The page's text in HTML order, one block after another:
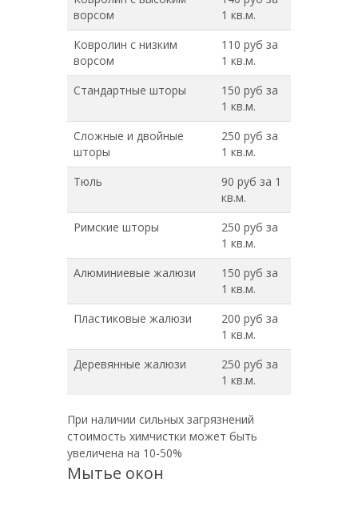
ворсом
1 кв.м.
Ковролин с низким
ворсом
110 руб за
1 кв.м.
Стандартные шторы
150 руб за
1 кв.м.
Сложные и двойные
шторы
250 руб за
1 кв.м.
Тюль
90 руб за 1
кв.м.
Римские шторы
250 руб за
1 кв.м.
Алюминиевые жалюзи
150 руб за
1 кв.м.
Пластиковые жалюзи
200 руб за
1 кв.м.
Деревянные жалюзи
250 руб за
1 кв.м.
При наличии сильных загрязнений
стоимость химчистки может быть
увеличена на 10-50%
Мытье окон